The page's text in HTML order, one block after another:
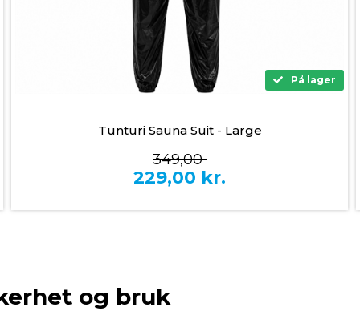
På lager
Tunturi Sauna Suit - Large
349,00
229,00 kr.
og bruk